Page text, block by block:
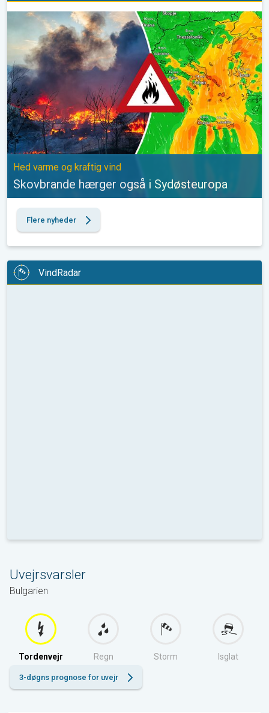
Skovbrande hærger også i Sydøsteuropa. Hed varme og
Hed varme og kraftig vind
Skovbrande hærger også i Sydøsteuropa
Flere nyheder
VindRadar
Uvejrsvarsler
Bulgarien
Tordenvejr Regn Storm Isglat
3-døgns prognose for uvejr